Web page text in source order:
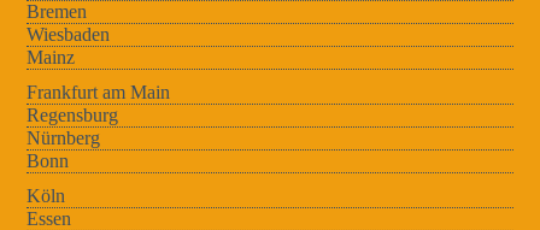
Bremen
Wiesbaden
Mainz
Frankfurt am Main
Regensburg
Nürnberg
Bonn
Köln
Essen